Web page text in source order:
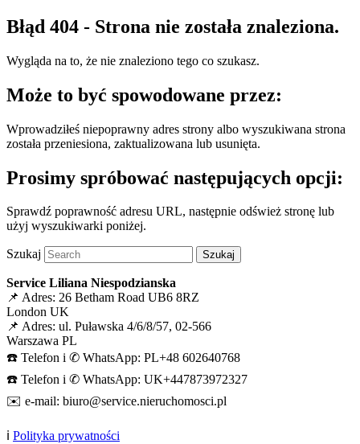
Błąd 404 - Strona nie została znaleziona.
Wygląda na to, że nie znaleziono tego co szukasz.
Może to być spowodowane przez:
Wprowadziłeś niepoprawny adres strony albo wyszukiwana strona
została przeniesiona, zaktualizowana lub usunięta.
Prosimy spróbować następujących opcji:
Sprawdź poprawność adresu URL, następnie odśwież stronę lub
użyj wyszukiwarki poniżej.
Szukaj
Service Liliana Niespodzianska
📌 Adres: 26 Betham Road UB6 8RZ
London UK
📌 Adres: ul. Puławska 4/6/8/57, 02-566
Warszawa PL
☎️ Telefon i ✆ WhatsApp: PL+48 602640768
☎️ Telefon i ✆ WhatsApp: UK+447873972327
✉️ e-mail: biuro@service.nieruchomosci.pl
ℹ️ Polityka prywatności